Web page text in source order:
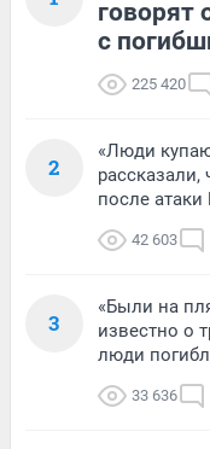
говорят
с
225 420
2
«Люди
после
42 603
3
«Были на
известно о
люди
33 636